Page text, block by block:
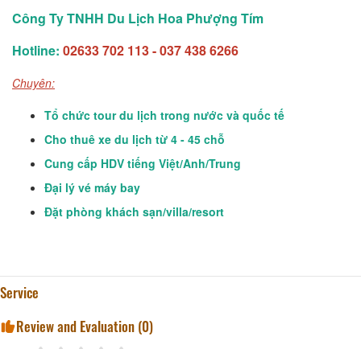
Công Ty TNHH Du Lịch Hoa Phượng Tím
Hotline: 02633 702 113 - 037 438 6266
Chuyên:
Tổ chức tour du lịch trong nước và quốc tế
Cho thuê xe du lịch từ 4 - 45 chỗ
Cung cấp HDV tiếng Việt/Anh/Trung
Đại lý vé máy bay
Đặt phòng khách sạn/villa/resort
Service
Review and Evaluation (0)